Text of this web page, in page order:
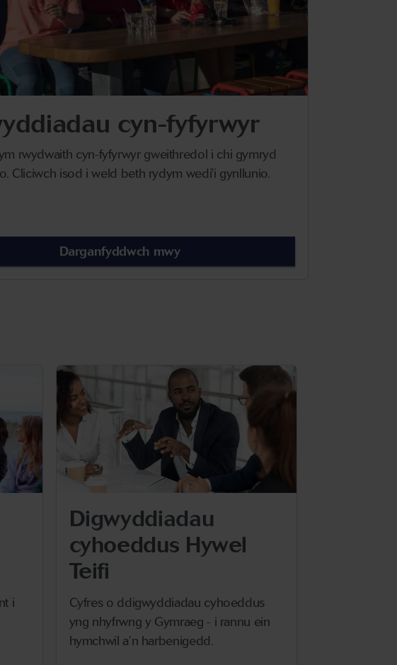
cyn-fyfyrwyr
rwydwaith cyn-fyfyrwyr gweithredol i chi gymryd
Cliciwch isod i weld beth rydym wedi'i gynllunio.
Darganfyddwch mwy
i
Digwyddiadau
cyhoeddus Hywel
Teifi
Cyfres o ddigwyddiadau cyhoeddus
yng nhyfrwng y Gymraeg - i rannu ein
hymchwil a’n harbenigedd.